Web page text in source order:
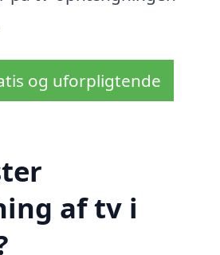
og uforpligtende
af tv i